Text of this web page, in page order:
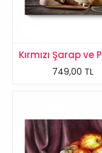
749,00 TL